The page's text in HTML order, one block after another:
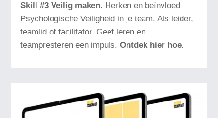
Skill #3 Veilig maken. Herken en beïnvloed
Psychologische Veiligheid in je team. Als leider,
teamlid of facilitator. Geef leren en
teampresteren een impuls.Ontdek hier hoe.